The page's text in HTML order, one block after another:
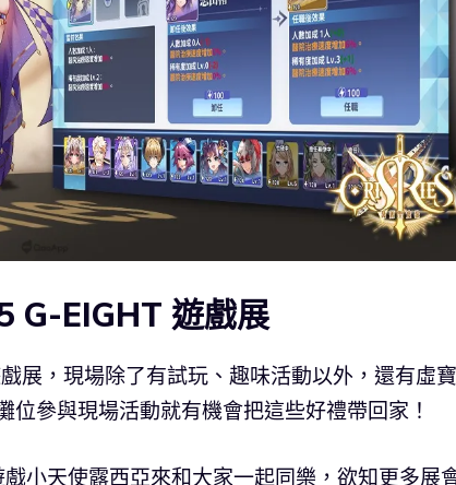
G-EIGHT 遊戲展
展，現場除了有試玩、趣味活動以外，還有虛
參與現場活動就有機會把這些好禮帶回家！
小天使露西亞來和大家一起同樂，欲知更多展